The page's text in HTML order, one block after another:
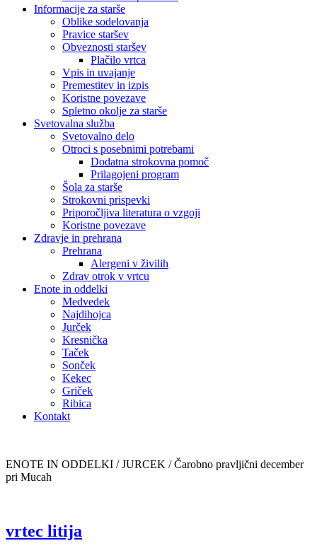
Informacije za starše
Oblike sodelovanja
Pravice staršev
Obveznosti staršev
Plačilo vrtca
Vpis in uvajanje
Premestitev in izpis
Koristne povezave
Spletno okolje za starše
Svetovalna služba
Svetovalno delo
Otroci s posebnimi potrebami
Dodatna strokovna pomoč
Prilagojeni program
Šola za starše
Strokovni prispevki
Priporočljiva literatura o vzgoji
Koristne povezave
Zdravje in prehrana
Prehrana
Alergeni v živilih
Zdrav otrok v vrtcu
Enote in oddelki
Medvedek
Najdihojca
Jurček
Kresnička
Taček
Sonček
Kekec
Griček
Ribica
Kontakt
ENOTE IN ODDELKI / JURCEK /Čarobno pravljični december
pri Mucah
vrtec litija